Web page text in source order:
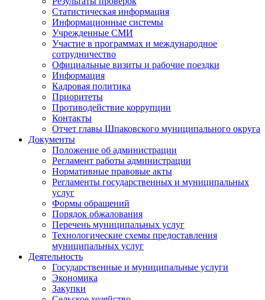
Статистическая информация
Информационные системы
Учрежденные СМИ
Участие в программах и международное
сотрудничество
Официальные визиты и рабочие поездки
Информация
Кадровая политика
Приоритеты
Противодействие коррупции
Контакты
Отчет главы Шпаковского муниципального округа
Документы
Положение об администрации
Регламент работы администрации
Нормативные правовые акты
Регламенты государственных и муниципальных
услуг
Формы обращений
Порядок обжалования
Перечень муниципальных услуг
Технологические схемы предоставления
муниципальных услуг
Деятельность
Государственные и муниципальные услуги
Экономика
Закупки